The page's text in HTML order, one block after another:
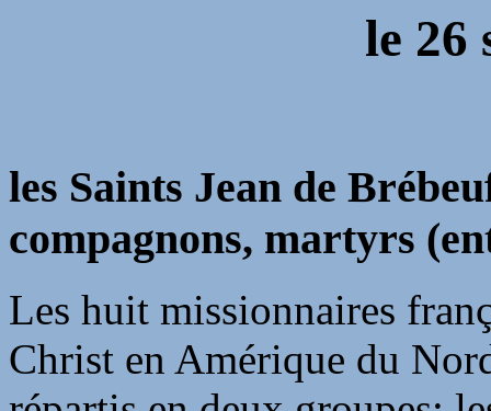
le 26
les Saints Jean de
compagnons, martyrs
Les huit missionnaires
Christ en Amérique du